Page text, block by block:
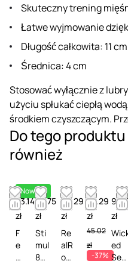
Skuteczny trening
Łatwe wyjmowanie
Długość całkowita: 11 cm
Średnica: 4 cm
Stosować wyłącznie z
użyciu spłukać ciepłą
środkiem czyszczącym.
Do tego
również
Nowość
53.14
zł
F
e
m
38.75
zł
Sti
mul
8
49.29
zł
Re
alR
oc
28.29
zł
45.02
zł
-37%
zł
ed
Sen